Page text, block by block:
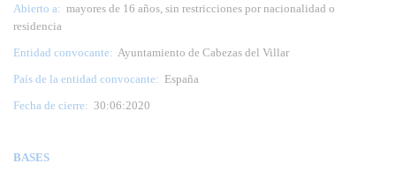
Abierto a: mayores de 16 años, sin restricciones por nacionalidad o
residencia
Entidad convocante: Ayuntamiento de Cabezas del Villar
País de la entidad convocante: España
Fecha de cierre: 30:06:2020
BASES